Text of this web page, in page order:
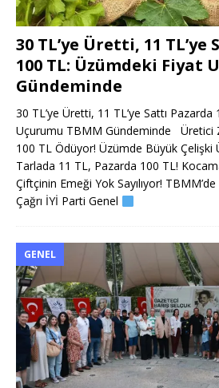
30 TL’ye Üretti, 11 TL’ye
100 TL: Üzümdeki Fiyat
Gündeminde
30 TL’ye Üretti, 11 TL’ye Sattı
Uçurumu TBMM Gündeminde Üretici
100 TL Ödüyor! Üzümde Büyük Çelişki
Tarlada 11 TL, Pazarda 100 TL!
Çiftçinin Emeği Yok Sayılıyor!
Çağrı İYİ Parti Genel
GENEL